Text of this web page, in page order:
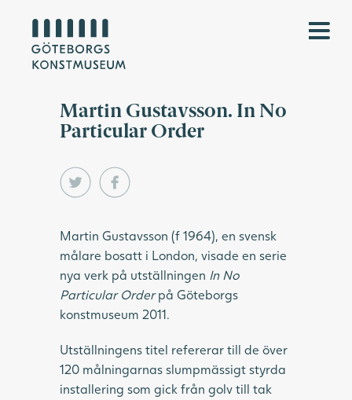
Martin Gustavsson. In No
Particular Order
Martin Gustavsson (f 1964), en svensk
målare bosatt i London, visade en serie
nya verk på utställningen In No
Particular Orderpå Göteborgs
konstmuseum 2011.
Utställningens titel refererar till de över
120 målningarnas slumpmässigt styrda
installering som gick från golv till tak